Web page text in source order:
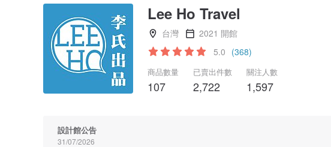
Lee Ho Travel
台灣
2021 開館
5.0 (368)
商品數量
107
已賣出件數
2,722
關注人數
1,597
設計館公告
31/07/2026